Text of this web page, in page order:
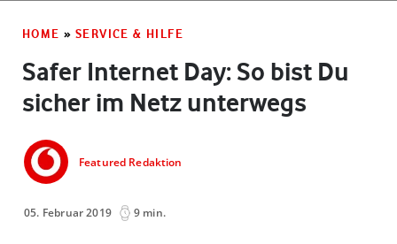
HOME » SERVICE & HILFE
Safer Internet Day: So bist Du
sicher im Netz unterwegs
Featured Redaktion
05. Februar 2019 9 min.